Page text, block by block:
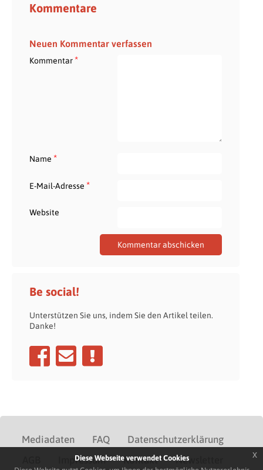
Kommentare
Neuen Kommentar verfassen
Kommentar*
Name *
E-Mail-Adresse *
Website
Be social!
Unterstützen Sie uns, indem Sie den Artikel teilen.
Danke!
Mediadaten FAQ
Datenschutzerklärung
Impressum Kontakt Newsletter
Diese Webseite verwendet Cookies
x